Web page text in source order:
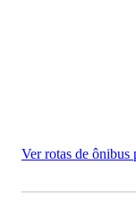
Ver rotas de ônibus